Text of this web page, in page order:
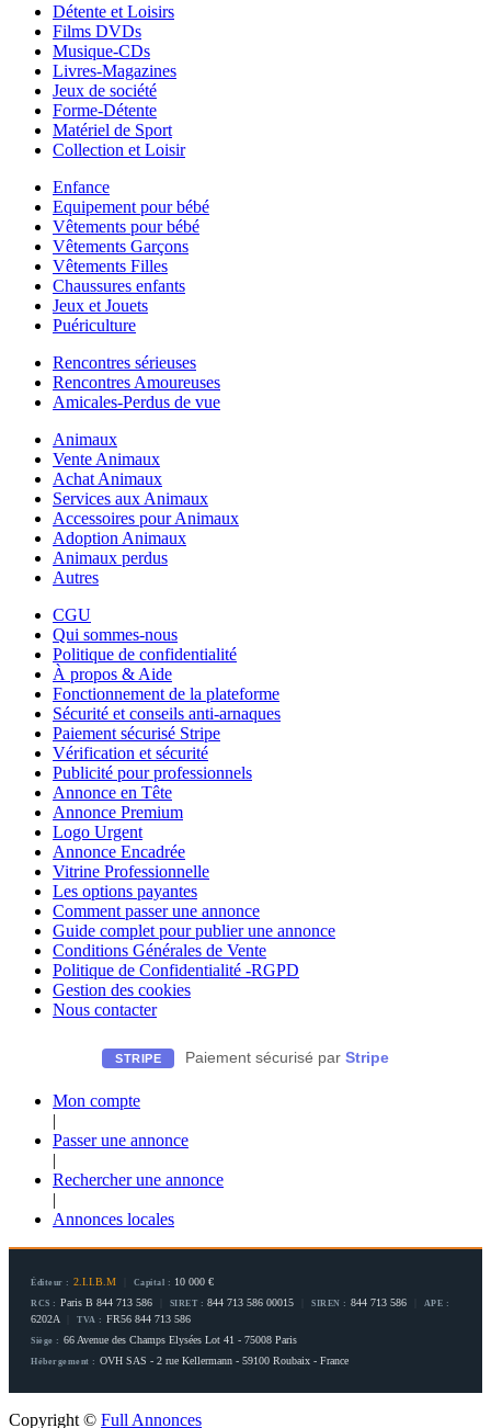
Détente et Loisirs
Films DVDs
Musique-CDs
Livres-Magazines
Jeux de société
Forme-Détente
Matériel de Sport
Collection et Loisir
Enfance
Equipement pour bébé
Vêtements pour bébé
Vêtements Garçons
Vêtements Filles
Chaussures enfants
Jeux et Jouets
Puériculture
Rencontres sérieuses
Rencontres Amoureuses
Amicales-Perdus de vue
Animaux
Vente Animaux
Achat Animaux
Services aux Animaux
Accessoires pour Animaux
Adoption Animaux
Animaux perdus
Autres
CGU
Qui sommes-nous
Politique de confidentialité
À propos & Aide
Fonctionnement de la plateforme
Sécurité et conseils anti-arnaques
Paiement sécurisé Stripe
Vérification et sécurité
Publicité pour professionnels
Annonce en Tête
Annonce Premium
Logo Urgent
Annonce Encadrée
Vitrine Professionnelle
Les options payantes
Comment passer une annonce
Guide complet pour publier une annonce
Conditions Générales de Vente
Politique de Confidentialité -RGPD
Gestion des cookies
Nous contacter
STRIPE Paiement sécurisé par Stripe
Mon compte
|
Passer une annonce
|
Rechercher une annonce
|
Annonces locales
Éditeur : 2.I.I.B.M Capital : 10 000 €
RCS : Paris B 844 713 586 SIRET : 844 713 586 00015 SIREN : 844 713 586 APE :
6202A TVA : FR56 844 713 586
Siège : 66 Avenue des Champs Elysées Lot 41 - 75008 Paris
Hébergement : OVH SAS - 2 rue Kellermann - 59100 Roubaix - France
Copyright © Full Annonces